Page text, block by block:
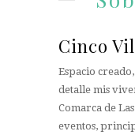
Cinco
Espacio
detalle mis
Comarca de
eventos,